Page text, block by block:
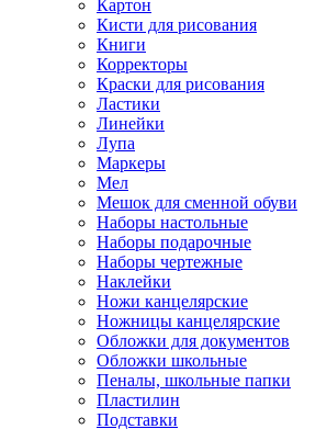
Картон
Кисти для рисования
Книги
Корректоры
Краски для рисования
Ластики
Линейки
Лупа
Маркеры
Мел
Мешок для сменной обуви
Наборы настольные
Наборы подарочные
Наборы чертежные
Наклейки
Ножи канцелярские
Ножницы канцелярские
Обложки для документов
Обложки школьные
Пеналы, школьные папки
Пластилин
Подставки